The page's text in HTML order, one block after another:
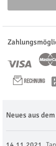
Neues aus